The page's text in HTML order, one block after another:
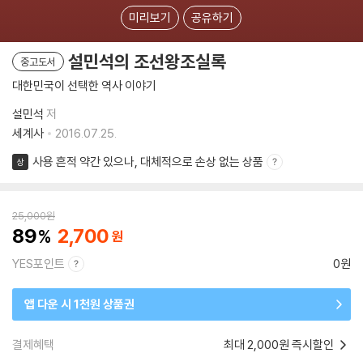
미리보기 공유하기
중고도서 설민석의 조선왕조실록
대한민국이 선택한 역사 이야기
설민석 저
세계사
2016.07.25.
상 사용 흔적 약간 있으나, 대체적으로 손상 없는 상품
25,000원
89 2,700
YES포인트 0원
앱 다운 시 1천원 상품권
결제혜택 최대 2,000원 즉시할인